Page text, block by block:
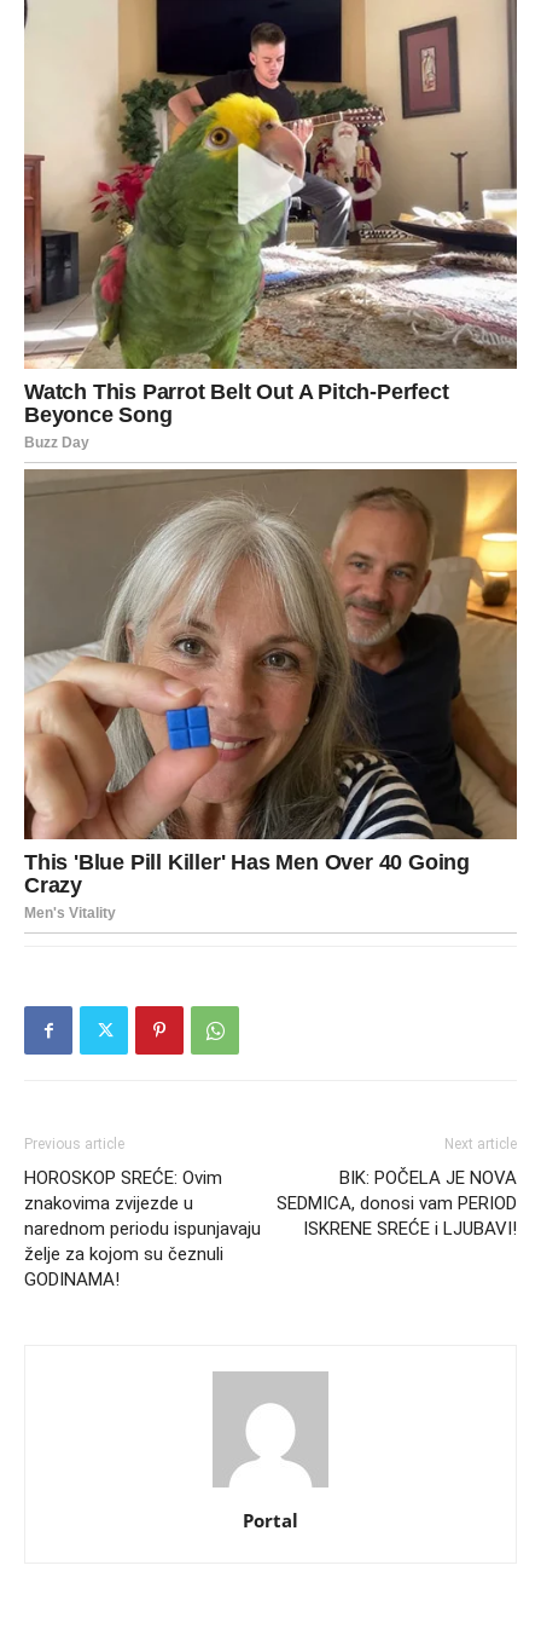
Previous article
HOROSKOP SREĆE: Ovim
znakovima zvijezde u
narednom periodu ispunjavaju
želje za kojom su čeznuli
GODINAMA!
Next article
BIK: POČELA JE NOVA
SEDMICA, donosi vam PERIOD
ISKRENE SREĆE i LJUBAVI!
Portal